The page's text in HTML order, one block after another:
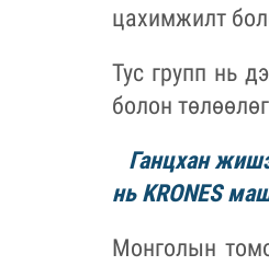
цахимжилт
Тус групп нь
болон
Ганцхан
нь KRONES
Монголын